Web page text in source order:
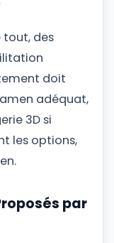
tout, des
doit
adéquat,
3D si
les options,
par